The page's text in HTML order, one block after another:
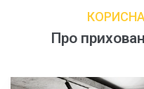
Про